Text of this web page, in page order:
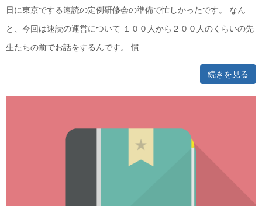
日に東京でする速読の定例研修会の準備で忙しかったです。 なん
と、今回は速読の運営について １００人から２００人のくらいの先
生たちの前でお話をするんです。 慣 ...
続きを見る